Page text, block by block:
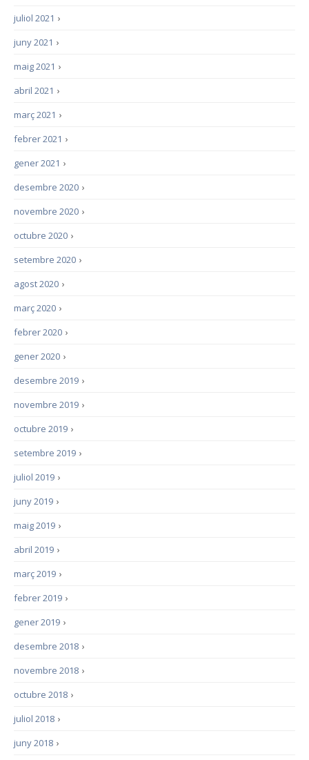
›
juliol 2021
›
juny 2021
›
maig 2021
›
abril 2021
›
març 2021
›
febrer 2021
›
gener 2021
›
desembre 2020
›
novembre 2020
›
octubre 2020
›
setembre 2020
›
agost 2020
›
març 2020
›
febrer 2020
›
gener 2020
›
desembre 2019
›
novembre 2019
›
octubre 2019
›
setembre 2019
›
juliol 2019
›
juny 2019
›
maig 2019
›
abril 2019
›
març 2019
›
febrer 2019
›
gener 2019
›
desembre 2018
›
novembre 2018
›
octubre 2018
›
juliol 2018
›
juny 2018